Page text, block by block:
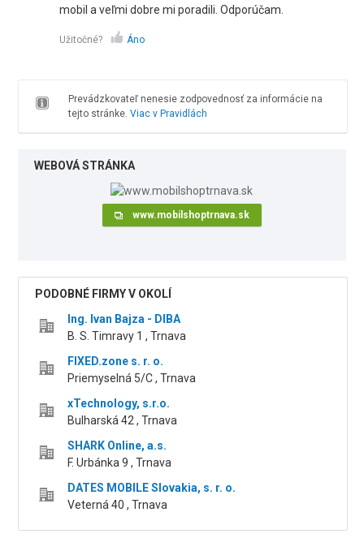
mobil a veľmi dobre mi poradili. Odporúčam.
Užitočné? Áno
Prevádzkovateľ nenesie zodpovednosť za informácie na
tejto stránke. Viac v Pravidlách
WEBOVÁ STRÁNKA
www.mobilshoptrnava.sk
PODOBNÉ FIRMY V OKOLÍ
Ing. Ivan Bajza - DIBA
B. S. Timravy 1 , Trnava
FIXED.zone s. r. o.
Priemyselná 5/C , Trnava
xTechnology, s.r.o.
Bulharská 42 , Trnava
SHARK Online, a.s.
F. Urbánka 9 , Trnava
DATES MOBILE Slovakia, s. r. o.
Veterná 40 , Trnava